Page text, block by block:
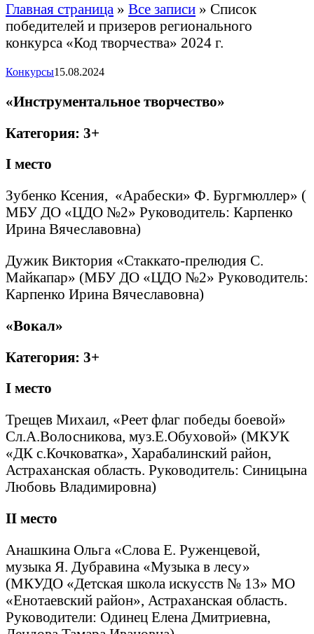
Главная страница » Все записи » Список
победителей и призеров регионального
конкурса «Код творчества» 2024 г.
Конкурсы15.08.2024
«Инструментальное творчество»
Категория: 3+
I место
Зубенко Ксения, «Арабески» Ф. Бургмюллер» (
МБУ ДО «ЦДО №2» Руководитель: Карпенко
Ирина Вячеславовна)
Дужик Виктория «Стаккато-прелюдия С.
Майкапар» (МБУ ДО «ЦДО №2» Руководитель:
Карпенко Ирина Вячеславовна)
«Вокал»
Категория: 3+
I место
Трещев Михаил, «Реет флаг победы боевой»
Сл.А.Волосникова, муз.Е.Обуховой» (МКУК
«ДК с.Кочковатка», Харабалинский район,
Астраханская область. Руководитель: Синицына
Любовь Владимировна)
II место
Анашкина Ольга «Слова Е. Руженцевой,
музыка Я. Дубравина «Музыка в лесу»
(МКУДО «Детская школа искусств № 13» МО
«Енотаевский район», Астраханская область.
Руководители: Одинец Елена Дмитриевна,